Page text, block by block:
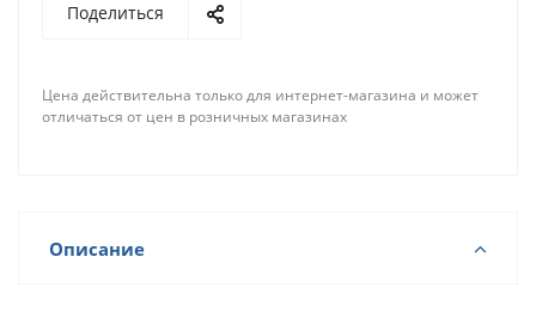
Поделиться
Цена действительна только для интернет-магазина и может
отличаться от цен в розничных магазинах
Описание